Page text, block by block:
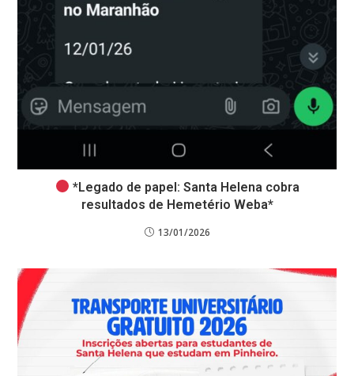
*Legado de papel: Santa Helena cobra
resultados de Hemetério Weba*
13/01/2026